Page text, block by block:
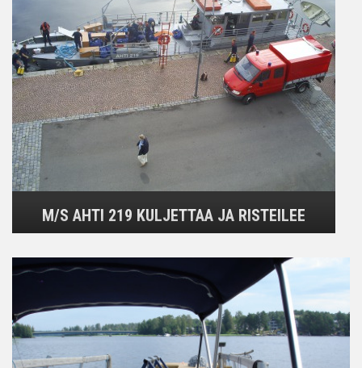
M/S AHTI 219 KULJETTAA JA RISTEILEE